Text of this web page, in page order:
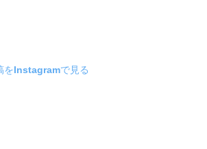
をInstagramで見る